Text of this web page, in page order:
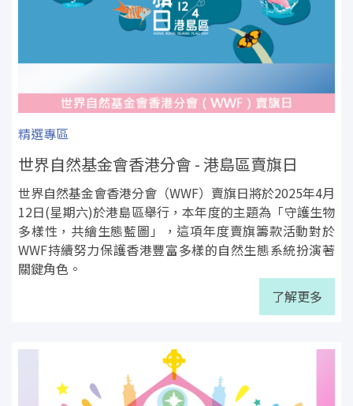
精選專區
世界自然基金會香港分會 - 港島區賣旗日
世界自然基金會香港分會（WWF）賣旗日將於2025年4月
12日(星期六)於港島區舉行，本年度的主題為「守護生物
多樣性，共繪生態藍圖」，這項年度賣旗籌款活動對於
WWF持續努力保護香港豐富多樣的自然生態系統扮演著
關鍵角色。
了解更多